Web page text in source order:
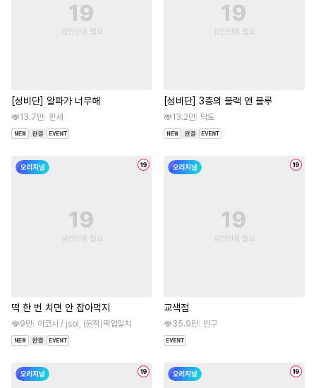
[성비단] 알파가 너무해
13.7만 한세
[성비단] 3층의 블랙 앤 블루
13.2만 닥토
떡 한 번 치면 안 잡아먹지
9만 이코사 / jsol, (원작)떡업일치
교색점
35.9만 민구